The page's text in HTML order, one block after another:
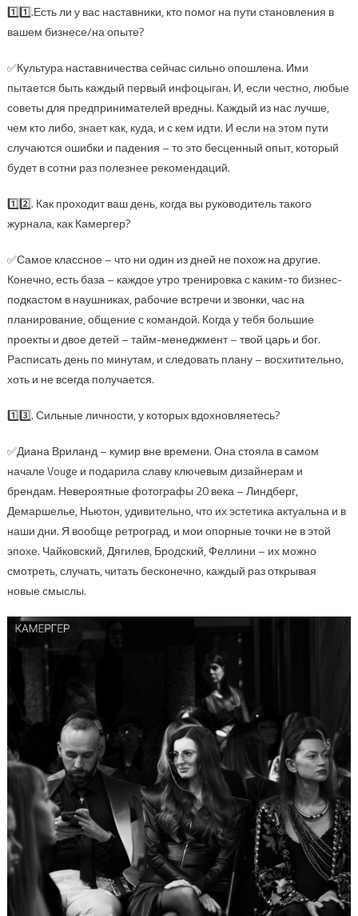
1️⃣1️⃣.Есть ли у вас наставники, кто помог на пути становления в
вашем бизнесе/на опыте?
✅Культура наставничества сейчас сильно опошлена. Ими
пытается быть каждый первый инфоцыган. И, если честно, любые
советы для предпринимателей вредны. Каждый из нас лучше,
чем кто либо, знает как, куда, и с кем идти. И если на этом пути
случаются ошибки и падения – то это бесценный опыт, который
будет в сотни раз полезнее рекомендаций.
1️⃣2️⃣. Как проходит ваш день, когда вы руководитель такого
журнала, как Камергер?
✅Самое классное – что ни один из дней не похож на другие.
Конечно, есть база – каждое утро тренировка с каким-то бизнес-
подкастом в наушниках, рабочие встречи и звонки, час на
планирование, общение с командой. Когда у тебя большие
проекты и двое детей – тайм-менеджмент – твой царь и бог.
Расписать день по минутам, и следовать плану – восхитительно,
хоть и не всегда получается.
1️⃣3️⃣. Сильные личности, у которых вдохновляетесь?
✅Диана Вриланд – кумир вне времени. Она стояла в самом
начале Vouge и подарила славу ключевым дизайнерам и
брендам. Невероятные фотографы 20 века – Линдберг,
Демаршелье, Ньютон, удивительно, что их эстетика актуальна и в
наши дни. Я вообще ретроград, и мои опорные точки не в этой
эпохе. Чайковский, Дягилев, Бродский, Феллини – их можно
смотреть, случать, читать бесконечно, каждый раз открывая
новые смыслы.